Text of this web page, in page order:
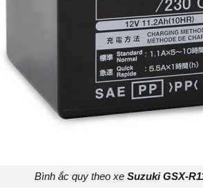
Bình ắc quy theo xe Suzuki GSX-